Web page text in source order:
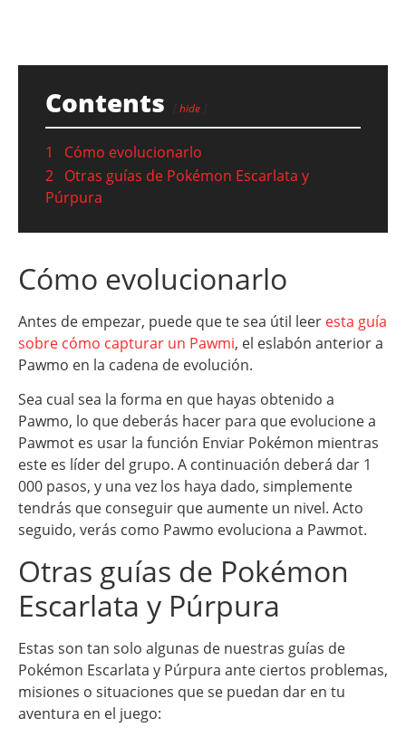
Contents hide
1
Cómo evolucionarlo
2 Otras guías de Pokémon Escarlata y
Púrpura
Cómo evolucionarlo
Antes de empezar, puede que te sea útil leer esta guía
sobre cómo capturar un Pawmi, el eslabón anterior a
Pawmo en la cadena de evolución.
Sea cual sea la forma en que hayas obtenido a
Pawmo, lo que deberás hacer para que evolucione a
Pawmot es usar la función Enviar Pokémon mientras
este es líder del grupo. A continuación deberá dar 1
000 pasos, y una vez los haya dado, simplemente
tendrás que conseguir que aumente un nivel. Acto
seguido, verás como Pawmo evoluciona a Pawmot.
Otras guías de Pokémon
Escarlata y Púrpura
Estas son tan solo algunas de nuestras guías de
Pokémon Escarlata y Púrpura ante ciertos problemas,
misiones o situaciones que se puedan dar en tu
aventura en el juego: